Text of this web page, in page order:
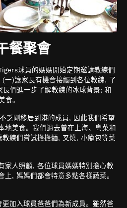
餐聚會
球員的媽媽開始定期邀請教練們
一)讓家長有機會接觸到各位教練, 了
們進一步了解教練的冰球背景; 和
食。
乏剛移居到港的成員, 因此我們希望
地美食。我們過去曾在上海、粵菜和
練們嘗試擔擔麵, 叉燒, 小籠包等菜
家人照顧, 各位球員媽媽特別擔心教
上, 媽媽們都會特意多點各樣蔬菜。
加入球員爸爸們為新成員。雖然爸